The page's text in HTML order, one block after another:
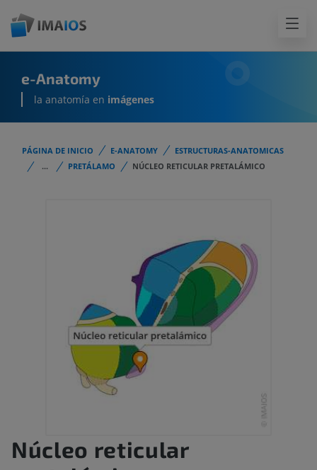
e-Anatomy
la anatomía en imágenes
PÁGINA DE INICIO E-ANATOMY
ESTRUCTURAS-ANATOMICAS
...
PRETÁLAMO NÚCLEO RETICULAR PRETALÁMICO
Núcleo reticular